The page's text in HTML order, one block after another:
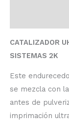
CATALIZADOR
SISTEMAS 2K
Este
se mezcla con
antes de
imprimación